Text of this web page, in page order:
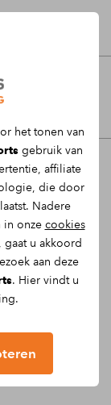
het tonen van
gebruik van
affiliate
die door
Nadere
in onze cookies
u akkoord
aan deze
. Hier vindt u
bij
agenda en
met
behoefte
ik nu
van zelf
een
zonder